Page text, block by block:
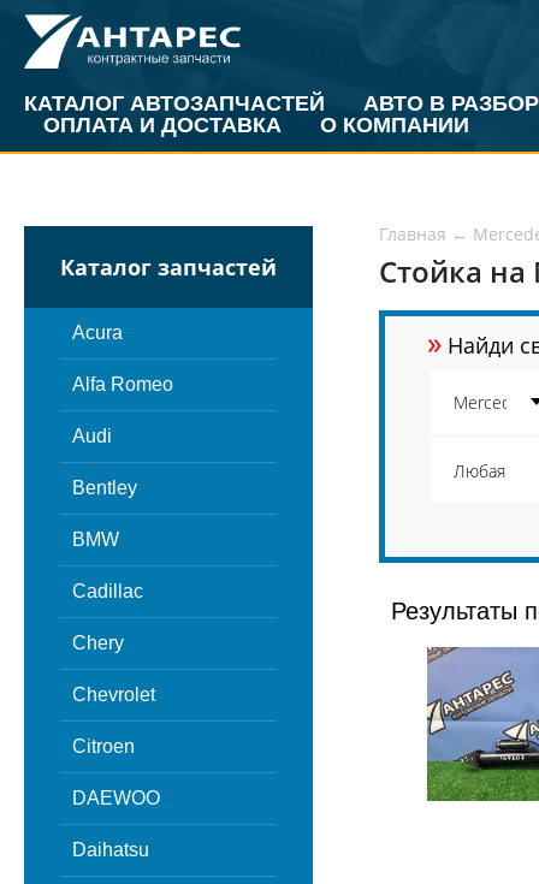
КАТАЛОГ АВТОЗАПЧАСТЕЙ
АВТО В РАЗБОР
ОПЛАТА И ДОСТАВКА
О КОМПАНИИ
Каталог запчастей
Acura
Alfa Romeo
Audi
Bentley
BMW
Cadillac
Chery
Chevrolet
Citroen
DAEWOO
Daihatsu
Главная ←
Стойка на
» Найди
Результаты